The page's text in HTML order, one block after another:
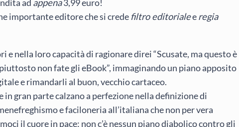
ad appena3,99 euro!
importante editore che si crede filtro editorialeeregia
e nella loro capacità di ragionare direi “Scusate, ma questo è
non fate gli eBook”, immaginando un piano apposito
e rimandarli al buon, vecchio cartaceo.
in gran parte calzano a perfezione nella definizione di
e faciloneria all’italiana che non per vera
il cuore in pace: non c’è nessun piano diabolico contro gli